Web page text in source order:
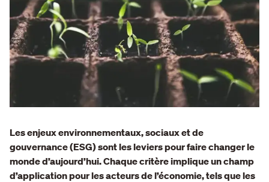
Les enjeux environnementaux, sociaux et de
gouvernance (ESG) sont les leviers pour faire changer le
monde d’aujourd’hui. Chaque critère implique un champ
d’application pour les acteurs de l’économie, tels que les